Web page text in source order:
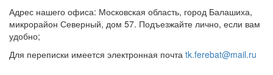
Адрес нашего офиса: Московская область, город Балашиха,
микрорайон Северный, дом 57. Подъезжайте лично, если вам
удобно;
Для переписки имеется электронная почта tk.ferebat@mail.ru